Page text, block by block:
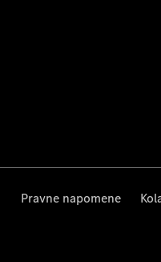
Pravne napomene